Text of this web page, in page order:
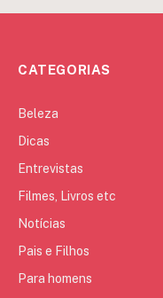
CATEGORIAS
Beleza
Dicas
Entrevistas
Filmes, Livros etc
Notícias
Pais e Filhos
Para homens